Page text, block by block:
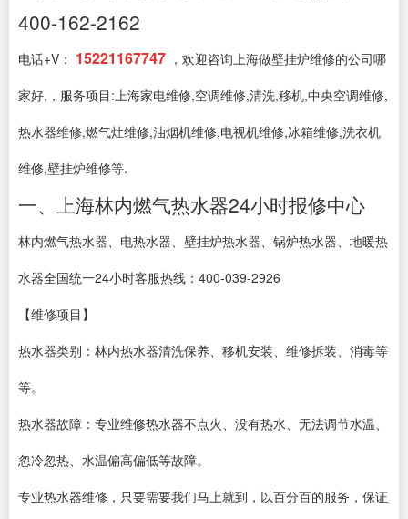
400-162-2162
电话+V： 15221167747 ，欢迎咨询上海做壁挂炉维修的公司哪
家好,，服务项目:上海家电维修,空调维修,清洗,移机,中央空调维修,
热水器维修,燃气灶维修,油烟机维修,电视机维修,冰箱维修,洗衣机
维修,壁挂炉维修等.
一、上海林内燃气热水器24小时报修中心
林内燃气热水器、电热水器、壁挂炉热水器、锅炉热水器、地暖热
水器全国统一24小时客服热线：400-039-2926
【维修项目】
热水器类别：林内热水器清洗保养、移机安装、维修拆装、消毒等
等。
热水器故障：专业维修热水器不点火、没有热水、无法调节水温、
忽冷忽热、水温偏高偏低等故障。
专业热水器维修，只要需要我们马上就到，以百分百的服务，保证